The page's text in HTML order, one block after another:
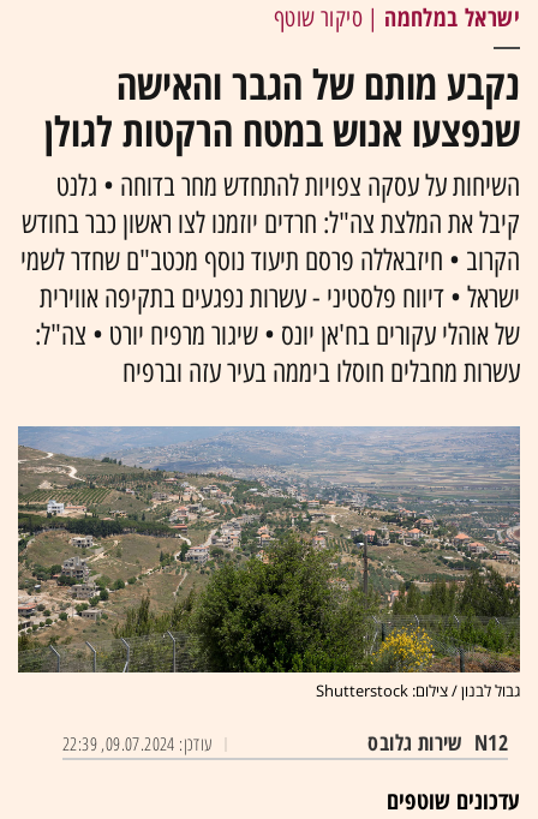
ישראל במלחמה | סיקור שוטף
נקבע מותם של הגבר והאישה
שנפצעו אנוש במטח הרקטות לגולן
השיחות על עסקה צפויות להתחדש מחר בדוחה • גלנט
קיבל את המלצת צה"ל: חרדים יוזמנו לצו ראשון כבר בחודש
הקרוב • חיזבאללה פרסם תיעוד נוסף מכטב"ם שחדר לשמי
ישראל • דיווח פלסטיני - עשרות נפגעים בתקיפה אווירית
של אוהלי עקורים בח'אן יונס • שיגור מרפיח יורט • צה"ל:
עשרות מחבלים חוסלו ביממה בעיר עזה וברפיח
גבול לבנון / צילום: Shutterstock
N12 שירות גלובס עודכן: 09.07.2024, 22:39
עדכונים שוטפים